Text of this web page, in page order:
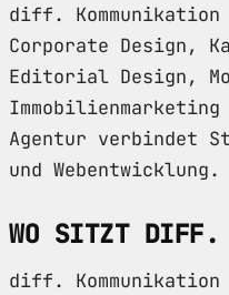
diff.
Corporate Design,
Editorial Design,
Immobilienmarketing
Agentur verbindet
und Webentwicklung.
WO SITZT DIFF.
diff.